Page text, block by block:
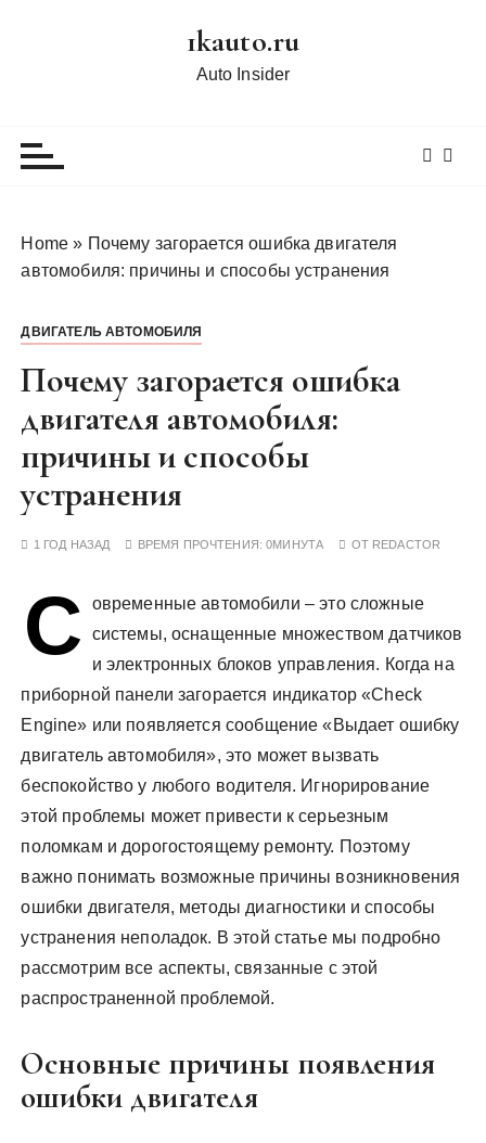
1kauto.ru
Auto Insider
Home » Почему загорается ошибка двигателя
автомобиля: причины и способы устранения
ДВИГАТЕЛЬ АВТОМОБИЛЯ
Почему загорается ошибка
двигателя автомобиля:
причины и способы
устранения
1 ГОД НАЗАД ВРЕМЯ ПРОЧТЕНИЯ:0МИНУТА ОТ REDACTOR
С
овременные автомобили – это сложные
системы, оснащенные множеством датчиков
и электронных блоков управления. Когда на
приборной панели загорается индикатор «Check
Engine» или появляется сообщение «Выдает ошибку
двигатель автомобиля», это может вызвать
беспокойство у любого водителя. Игнорирование
этой проблемы может привести к серьезным
поломкам и дорогостоящему ремонту. Поэтому
важно понимать возможные причины возникновения
ошибки двигателя, методы диагностики и способы
устранения неполадок. В этой статье мы подробно
рассмотрим все аспекты, связанные с этой
распространенной проблемой.
Основные причины появления
ошибки двигателя